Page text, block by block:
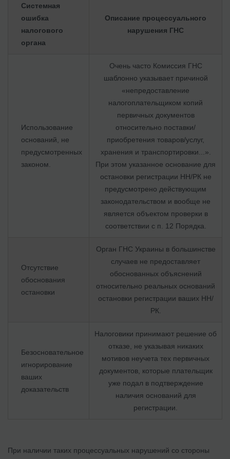
Системная
ошибка
налогового
органа
Описание процессуального
нарушения ГНС
Использование
оснований, не
предусмотренных
законом.
Очень часто Комиссия ГНС
шаблонно указывает причиной
«непредоставление
налогоплательщиком копий
первичных документов
относительно поставки/
приобретения товаров/услуг,
хранения и транспортировки...».
При этом указанное основание для
остановки регистрации НН/РК не
предусмотрено действующим
законодательством и вообще не
является объектом проверки в
соответствии с п. 12 Порядка.
Отсутствие
обоснования
остановки
Орган ГНС Украины в большинстве
случаев не предоставляет
обоснованных объяснений
относительно реальных оснований
остановки регистрации ваших НН/
РК.
Безосновательное
игнорирование
ваших
доказательств
Налоговики принимают решение об
отказе, не указывая никаких
мотивов неучета тех первичных
документов, которые плательщик
уже подал в подтверждение
наличия оснований для
регистрации.
При наличии таких процессуальных нарушений со стороны